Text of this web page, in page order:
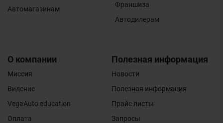
Автомагазинам
Франшиза
Автодилерам
О компании
Миссия
Видение
VegaAuto education
Оплата
Полезная информация
Новости
Полезная информация
Прайс листы
Запросы